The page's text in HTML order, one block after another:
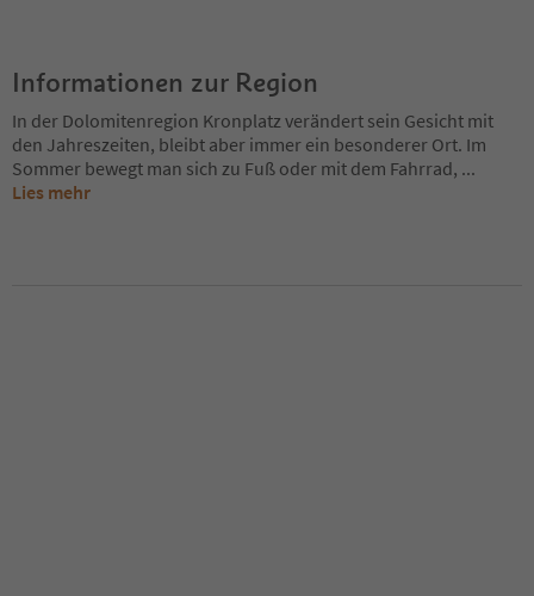
Informationen zur Region
In der Dolomitenregion Kronplatz verändert sein Gesicht mit
den Jahreszeiten, bleibt aber immer ein besonderer Ort. Im
Sommer bewegt man sich zu Fuß oder mit dem Fahrrad, ...
Lies mehr